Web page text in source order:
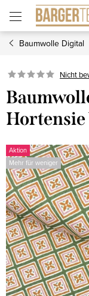
Inhalt
springen
Baumwolle Digital
Nicht
Hortensie
Aktion
Mehr für weniger